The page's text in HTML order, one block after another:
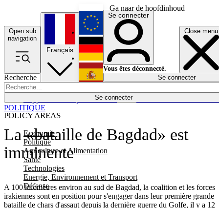
Ga naar de hoofdinhoud
Open sub
navigation
Close menu
Recherche
Se connecter
POLICY AREAS
Economie
Politique
Agriculture et Alimentation
Santé
Technologies
Energie, Environnement et Transport
Défense
Économie
Français
English
Deutsch
Español
Se connecter
Vous êtes déconnecté.
Se connecter
La «bataille de Bagdad» est
imminente
A 100 kilomètres environ au sud de Bagdad, la coalition et les forces
irakiennes sont en position pour s'engager dans leur première grande
bataille de chars d'assaut depuis la dernière guerre du Golfe, il y a 12
POLITIQUE